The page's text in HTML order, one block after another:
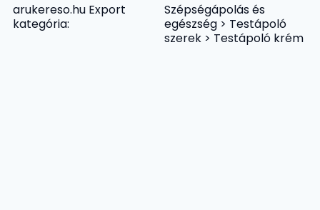
arukereso.hu Export
kategória:
Szépségápolás és
egészség > Testápoló
szerek > Testápoló krém